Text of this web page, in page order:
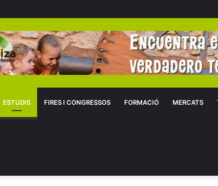
ESTUDIS FIRES I CONGRESSOS FORMACIÓ MERCATS